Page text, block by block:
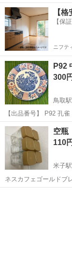
お願い致します。 八雲塗漆器のお取扱いについて 八雲塗はぬりものと
しては最高級 の蛹色仕
点にご注意 ...
鳥取 米子市 後
【
【保
ニフテ
P92
300円
鳥取駅
【出品番号】 P92 孔雀 花鳥
花鳥文様が描かれた直径32cmの中
な孔雀が描かれ、周囲
インです。...
鳥取 鳥取市 鳥
空
110円
米子駅
ネスカフェゴールドブ
残っているものもあり